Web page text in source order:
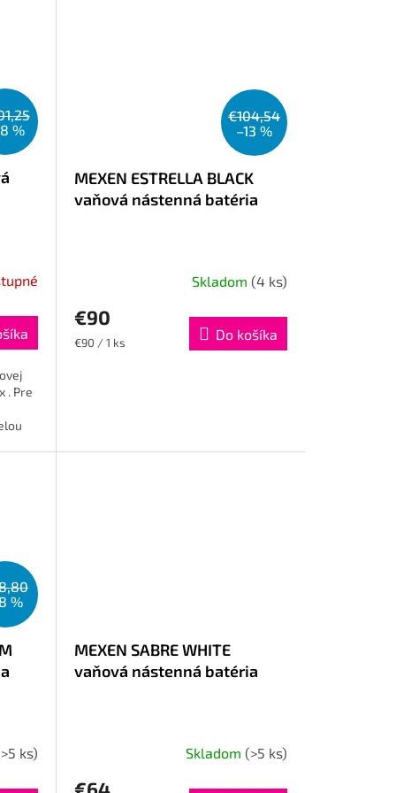
%
​​​​. Pre
€104,54
–13 %
MEXEN ESTRELLA BLACK
vaňová nástenná batéria
Skladom (4 ks)
€90
Jednotková
€90 / 1 ks Do košíka
%
ks)
MEXEN SABRE WHITE
vaňová nástenná batéria
Skladom (>5 ks)